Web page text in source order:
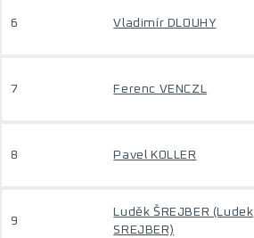
6 Vladimír DLOUHY
7 Ferenc VENCZL
8 Pavel KOLLER
9
Luděk ŠREJBER (Ludek
SREJBER)